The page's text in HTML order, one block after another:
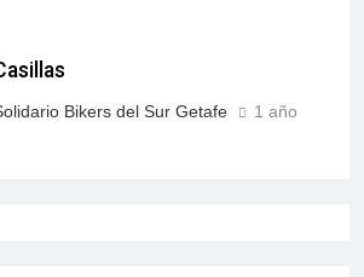
Bikers del Sur Getafe
1 año